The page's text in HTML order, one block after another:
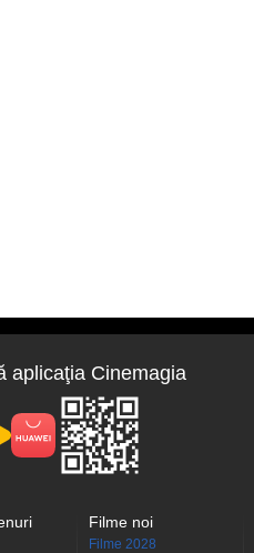
aplicaţia Cinemagia
Filme noi
Filme 2028